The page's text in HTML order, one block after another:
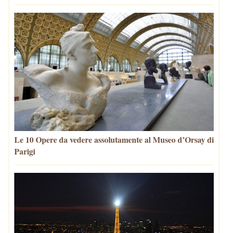
Le 10 Opere da vedere assolutamente al Museo d’Orsay di
Parigi